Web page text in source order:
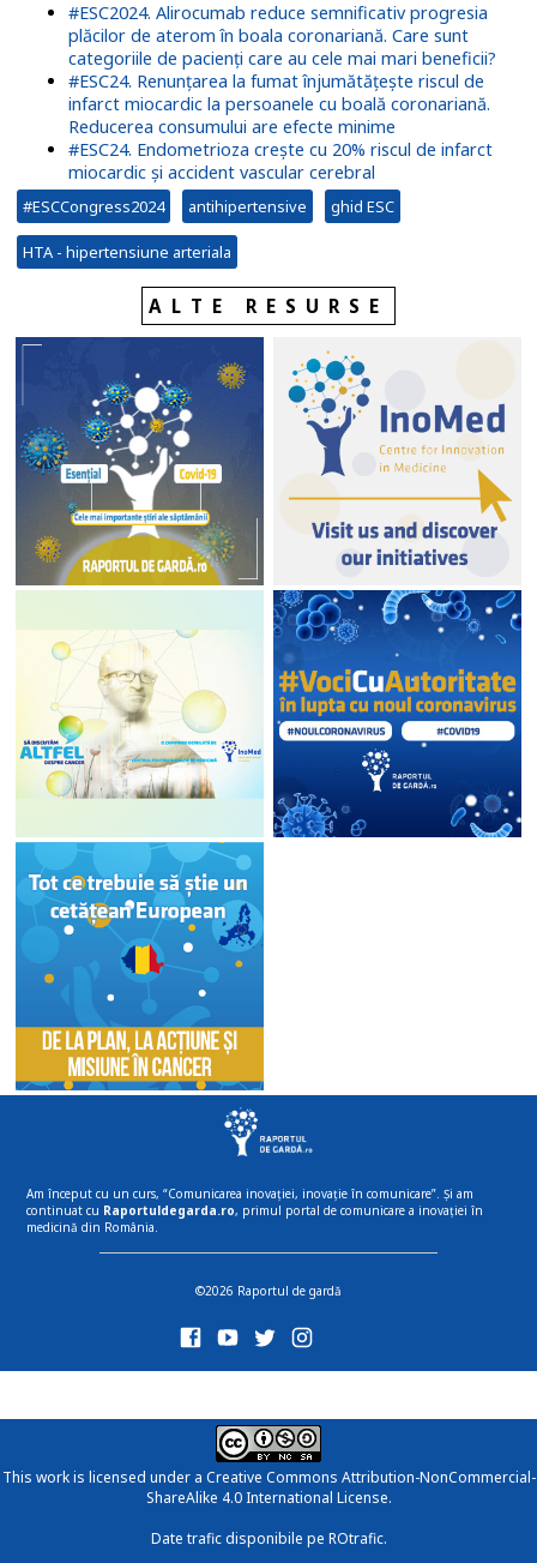
#ESC2024. Alirocumab reduce semnificativ progresia
plăcilor de aterom în boala coronariană. Care sunt
categoriile de pacienți care au cele mai mari beneficii?
#ESC24. Renunțarea la fumat înjumătățește riscul de
infarct miocardic la persoanele cu boală coronariană.
Reducerea consumului are efecte minime
#ESC24. Endometrioza crește cu 20% riscul de infarct
miocardic şi accident vascular cerebral
#ESCCongress2024 antihipertensive ghid ESC
HTA - hipertensiune arteriala
ALTE RESURSE
Am început cu un curs, “Comunicarea inovației, inovație în comunicare”. Și am
continuat cu Raportuldegarda.ro, primul portal de comunicare a inovației în
medicină din România.
©2026 Raportul de gardă
This work is licensed under a Creative Commons Attribution-NonCommercial-
ShareAlike 4.0 International License.
Date trafic disponibile pe ROtrafic.